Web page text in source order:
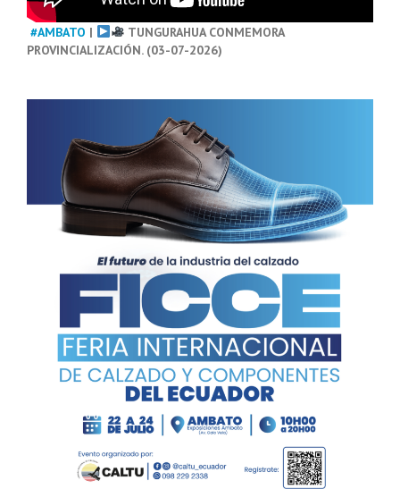
#AMBATO |
TUNGURAHUA CONMEMORA
PROVINCIALIZACIÓN. (03-07-2026)